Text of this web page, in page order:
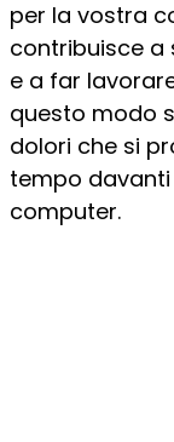
per la vostra
contribuisce a
e a far
questo modo
dolori che si
tempo
computer.